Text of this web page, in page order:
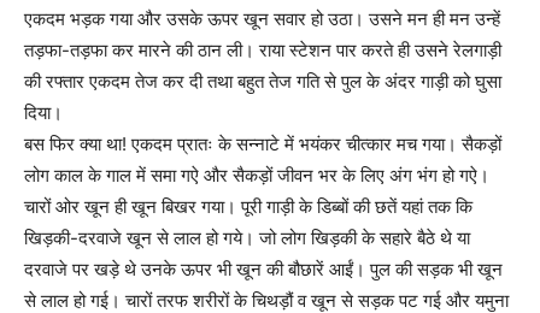
एकदम भड़क गया और उसके ऊपर खून सवार हो उठा। उसने मन ही मन उन्हें
तड़फा-तड़फा कर मारने की ठान ली। राया स्टेशन पार करते ही उसने रेलगाड़ी
की रफ्तार एकदम तेज कर दी तथा बहुत तेज गति से पुल के अंदर गाड़ी को घुसा
दिया।
बस फिर क्या था! एकदम प्रातः के सन्नाटे में भयंकर चीत्कार मच गया। सैकड़ों
लोग काल के गाल में समा गऐ और सैकड़ों जीवन भर के लिए अंग भंग हो गऐ।
चारों ओर खून ही खून बिखर गया। पूरी गाड़ी के डिब्बों की छतें यहां तक कि
खिड़की-दरवाजे खून से लाल हो गये। जो लोग खिड़की के सहारे बैठे थे या
दरवाजे पर खड़े थे उनके ऊपर भी खून की बौछारें आईं। पुल की सड़क भी खून
से लाल हो गई। चारों तरफ शरीरों के चिथड़ौं व खून से सड़क पट गई और यमुना